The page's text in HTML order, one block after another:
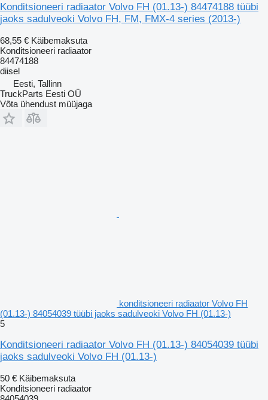
Konditsioneeri radiaator Volvo FH (01.13-) 84474188 tüübi
jaoks sadulveoki Volvo FH, FM, FMX-4 series (2013-)
68,55 € Käibemaksuta
Konditsioneeri radiaator
84474188
diisel
Eesti, Tallinn
TruckParts Eesti OÜ
Võta ühendust müüjaga
konditsioneeri radiaator Volvo FH
(01.13-) 84054039 tüübi jaoks sadulveoki Volvo FH (01.13-)
5
Konditsioneeri radiaator Volvo FH (01.13-) 84054039 tüübi
jaoks sadulveoki Volvo FH (01.13-)
50 € Käibemaksuta
Konditsioneeri radiaator